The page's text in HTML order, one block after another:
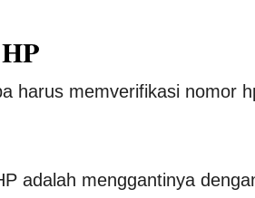
harus memverifikasi nomor
adalah menggantinya